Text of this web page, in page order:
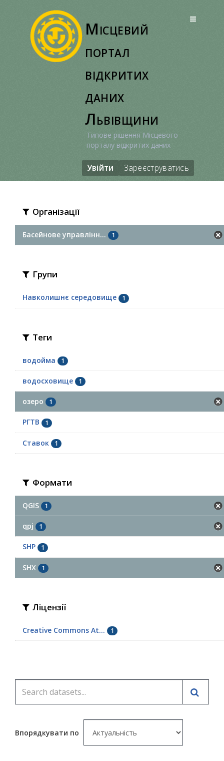
Місцевий
портал
відкритих
даних
Львівщини
Типове рішення Місцевого
порталу відкритих даних
Увійти Зареєструватись
Організації
Басейнове управлінн... 1
Групи
Навколишнє середовище 1
Теги
водойма 1
водосховище 1
озеро 1
РГТВ 1
Ставок 1
Формати
QGIS 1
qpj 1
SHP 1
SHX 1
Ліцензії
Creative Commons At... 1
Впорядкувати по